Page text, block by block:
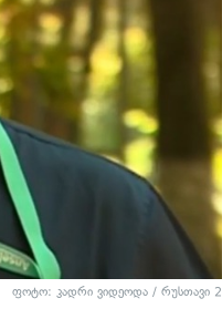
ფოტო: კადრი ვიდეოდა / რუსთავი 2